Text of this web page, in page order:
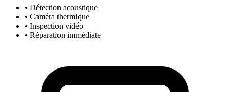
• Détection acoustique
• Caméra thermique
• Inspection vidéo
• Réparation immédiate